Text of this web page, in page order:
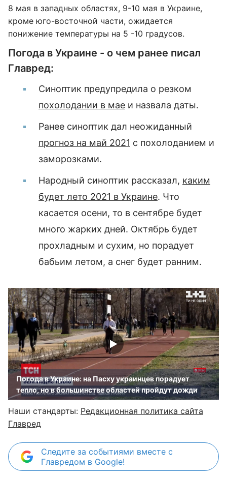
8 мая в западных областях, 9-10 мая в Украине,
кроме юго-восточной части, ожидается
понижение температуры на 5 -10 градусов.
Погода в Украине - о чем ранее писал
Главред:
Синоптик предупредила о резком
похолодании в мае и назвала даты.
Ранее синоптик дал неожиданный
прогноз на май 2021 с похолоданием и
заморозками.
Народный синоптик рассказал, каким
будет лето 2021 в Украине. Что
касается осени, то в сентябре будет
много жарких дней. Октябрь будет
прохладным и сухим, но порадует
бабьим летом, а снег будет ранним.
Погода в Украине: на Пасху украинцев порадует
тепло, но в большинстве областей пройдут дожди
Наши стандарты: Редакционная политика сайта
Главред
Следите за событиями вместе с
Главредом в Google!